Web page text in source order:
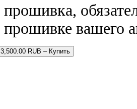
прошивка,
прошивке вашего
3,500.00 RUB – Купить